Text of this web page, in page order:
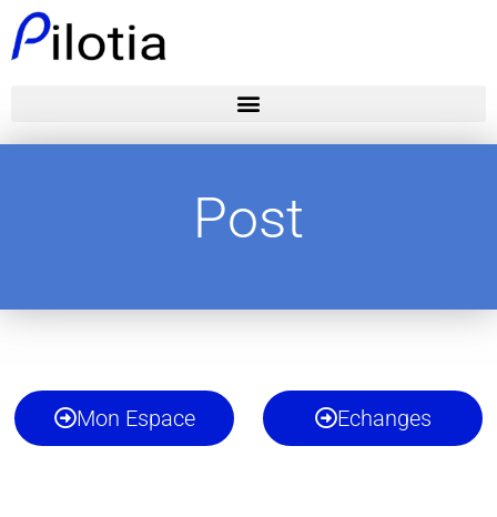
Post
Mon Espace Echanges